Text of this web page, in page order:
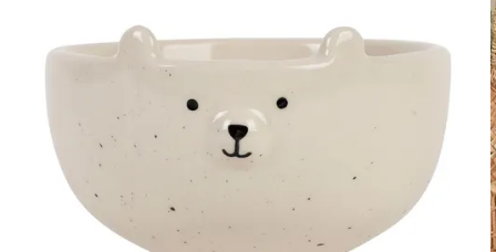
Zoomer sur l'image